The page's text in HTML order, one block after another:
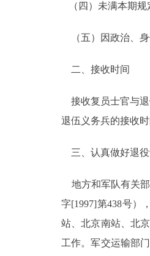
参与调
走进北京
北京概况
（四）未满本期规
（五）因政治、
二、接收时间
接收复员士官与退
退伍义务兵的接收
三、认真做好退
地方和军队有关部
字[1997]第438号）
站、北京南站、北
工作。军交运输部